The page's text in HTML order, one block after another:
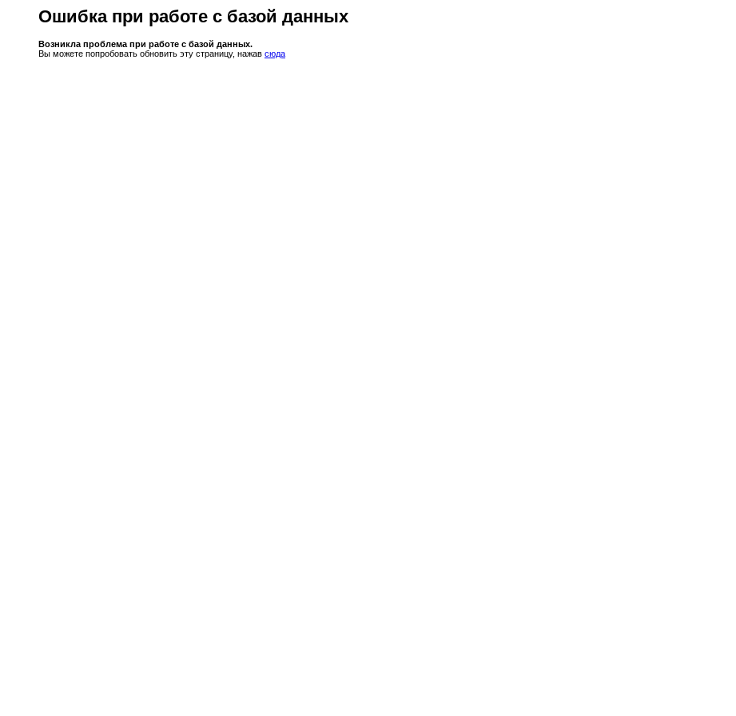
Ошибка при работе с базой данных
Возникла проблема при работе с базой данных.
Вы можете попробовать обновить эту страницу, нажав сюда